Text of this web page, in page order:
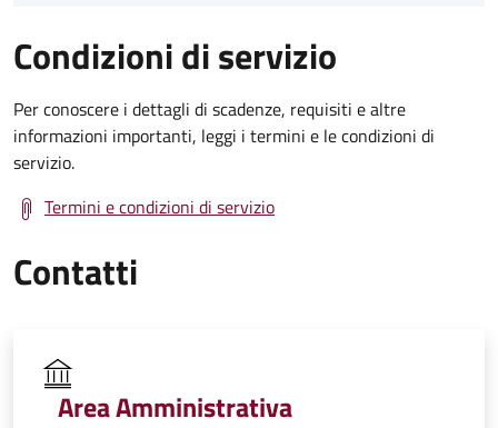
Condizioni di servizio
Per conoscere i dettagli di scadenze, requisiti e altre
informazioni importanti, leggi i termini e le condizioni di
servizio.
Termini e condizioni di servizio
Contatti
Area Amministrativa